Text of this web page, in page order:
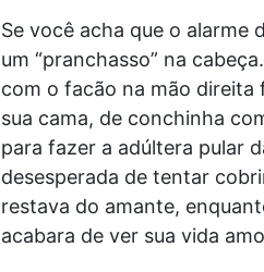
Se você acha que o alarme
um “pranchasso” na
com o facão na mão
sua cama, de conchinha
para fazer a adúltera pular
desesperada de tentar
restava do amante,
acabara de ver sua vida